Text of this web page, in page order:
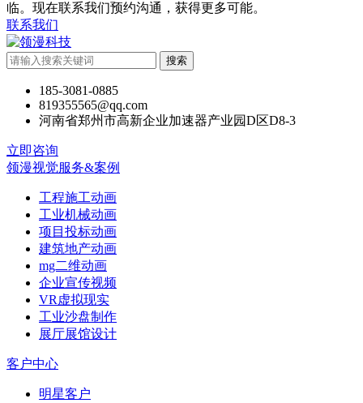
临。现在联系我们预约沟通，获得更多可能。
联系我们
搜索
185-3081-0885
819355565@qq.com
河南省郑州市高新企业加速器产业园D区D8-3
立即咨询
领漫视觉服务&案例
工程施工动画
工业机械动画
项目投标动画
建筑地产动画
mg二维动画
企业宣传视频
VR虚拟现实
工业沙盘制作
展厅展馆设计
客户中心
明星客户